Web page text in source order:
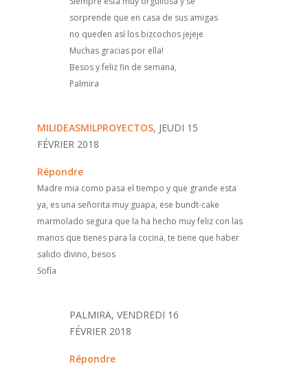
sorprende que en casa de sus amigas
no queden así los bizcochos jejeje
Muchas gracias por ella!
Besos y feliz fin de semana,
Palmira
MILIDEASMILPROYECTOS, JEUDI 15
FÉVRIER 2018
Répondre
Madre mia como pasa el tiempo y que grande esta
ya, es una señorita muy guapa, ese bundt-cake
marmolado segura que la ha hecho muy feliz con las
manos que tienes para la cocina, te tiene que haber
salido divino, besos
Sofía
PALMIRA, VENDREDI 16
FÉVRIER 2018
Répondre